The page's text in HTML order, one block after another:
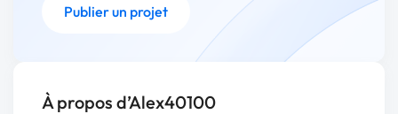
Publier un projet
À propos d’Alex40100